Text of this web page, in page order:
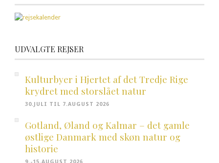
UDVALGTE REJSER
Kulturbyer i Hjertet af det Tredje Rige
krydret med storslået natur
30.JULI TIL 7.AUGUST 2026
Gotland, Øland og Kalmar – det gamle
østlige Danmark med skøn natur og
historie